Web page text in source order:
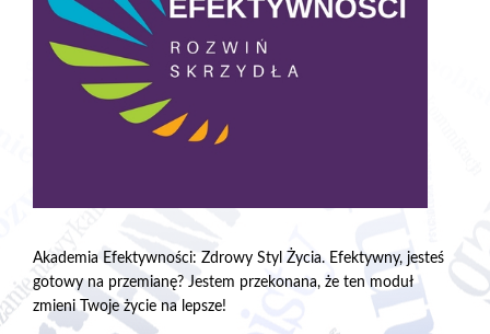
Akademia Efektywności: Zdrowy Styl Życia. Efektywny, jesteś
gotowy na przemianę? Jestem przekonana, że ten moduł
zmieni Twoje życie na lepsze!